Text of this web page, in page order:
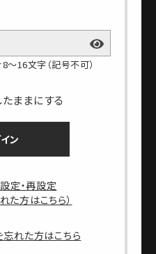
16文字（記号不可）
ままにする
ン
定・再設定
た方はこちら）
れた方はこちら